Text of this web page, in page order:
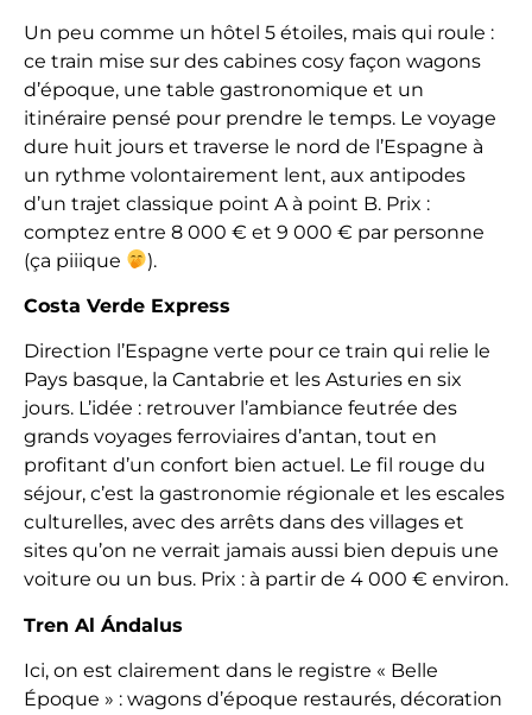
Un peu comme un hôtel 5 étoiles, mais qui roule :
ce train mise sur des cabines cosy façon wagons
d’époque, une table gastronomique et un
itinéraire pensé pour prendre le temps. Le voyage
dure huit jours et traverse le nord de l’Espagne à
un rythme volontairement lent, aux antipodes
d’un trajet classique point A à point B. Prix :
comptez entre 8 000 € et 9 000 € par personne
(ça piiique
).
Costa Verde Express
Direction l’Espagne verte pour ce train qui relie le
Pays basque, la Cantabrie et les Asturies en six
jours. L’idée : retrouver l’ambiance feutrée des
grands voyages ferroviaires d’antan, tout en
profitant d’un confort bien actuel. Le fil rouge du
séjour, c’est la gastronomie régionale et les escales
culturelles, avec des arrêts dans des villages et
sites qu’on ne verrait jamais aussi bien depuis une
voiture ou un bus. Prix : à partir de 4 000 € environ.
Tren Al Ándalus
Ici, on est clairement dans le registre « Belle
Époque » : wagons d’époque restaurés, décoration